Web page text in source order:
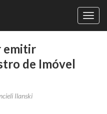
emitir
de Imóvel
Ilanski